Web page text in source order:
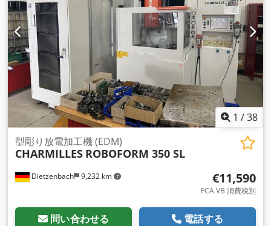
1 /38
Dietzenbach 9,232 km
型彫り放電加工機 (EDM)
CHARMILLES ROBOFORM 350 SL
€11,590
FCA VB 消費税別
問い合わせる 電話する